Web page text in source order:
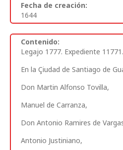
Fecha de creación:
1644
Contenido:
Legajo 1777. Expediente
En la Çiudad de Santiago de
Don Martin Alfonso Tovilla,
Manuel de Carranza,
Don Antonio Ramires de
Antonio Justiniano,